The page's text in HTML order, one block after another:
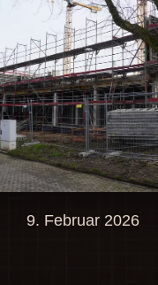
9. Februar 2026